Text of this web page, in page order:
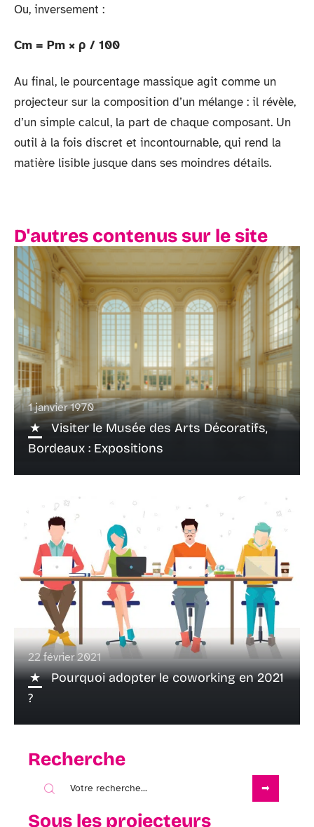
Ou, inversement :
Cm = Pm × ρ / 100
Au final, le pourcentage massique agit comme un
projecteur sur la composition d’un mélange : il révèle,
d’un simple calcul, la part de chaque composant. Un
outil à la fois discret et incontournable, qui rend la
matière lisible jusque dans ses moindres détails.
D'autres contenus sur le site
1 janvier 1970
Visiter le Musée des Arts Décoratifs,
Bordeaux : Expositions
22 février 2021
Pourquoi adopter le coworking en 2021
?
Recherche
Sous les projecteurs